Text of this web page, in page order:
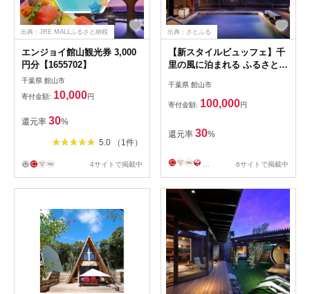
出典：JRE MALLふるさと納税
エンジョイ館山観光券 3,000
円分【1655702】
千葉県 館山市
寄付金額: 10,000円
還元率 30%
5.0 （1件）
4サイトで掲載中
出典：さとふる
【新スタイルビュッフェ】千
里の風に泊まれる ふるさと納
千葉県 館山市
寄付金額: 100,000円
還元率 30%
6サイトで掲載中